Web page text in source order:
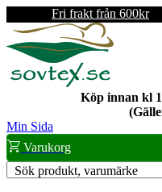
Fri frakt från 600kr
Köp innan kl
Min Sida
Varukorg
Sök produkt, varumärke